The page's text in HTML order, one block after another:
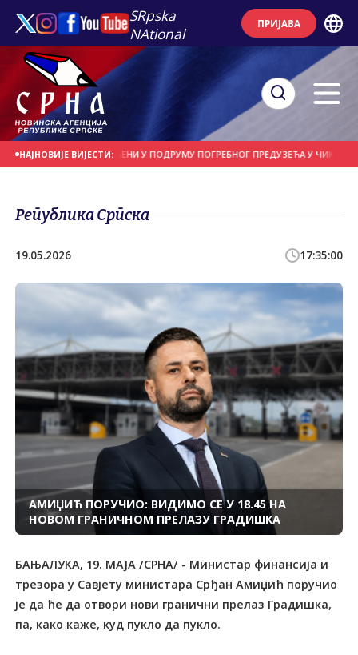
SRpska
NAtional
ПРИЈАВА
НАЈНОВИЈЕ ВИЈЕСТИ:
57 ЛИЦА ПРОНАЂЕНИ У ПОДРУМУ ПОГРЕБНОГ ПРЕДУЗЕЋА У ЧИКАГУ
Република Српска
19.05.2026 17:35:00
АМИЏИЋ ПОРУЧИО: ВИДИМО СЕ У 18.45 НА
НОВОМ ГРАНИЧНОМ ПРЕЛАЗУ ГРАДИШКА
БАЊАЛУКА, 19. МАЈА /СРНА/ - Министар финансија и
трезора у Савјету министара Срђан Амиџић поручио
је да ће да отвори нови гранични прелаз Градишка,
па, како каже, куд пукло да пукло.